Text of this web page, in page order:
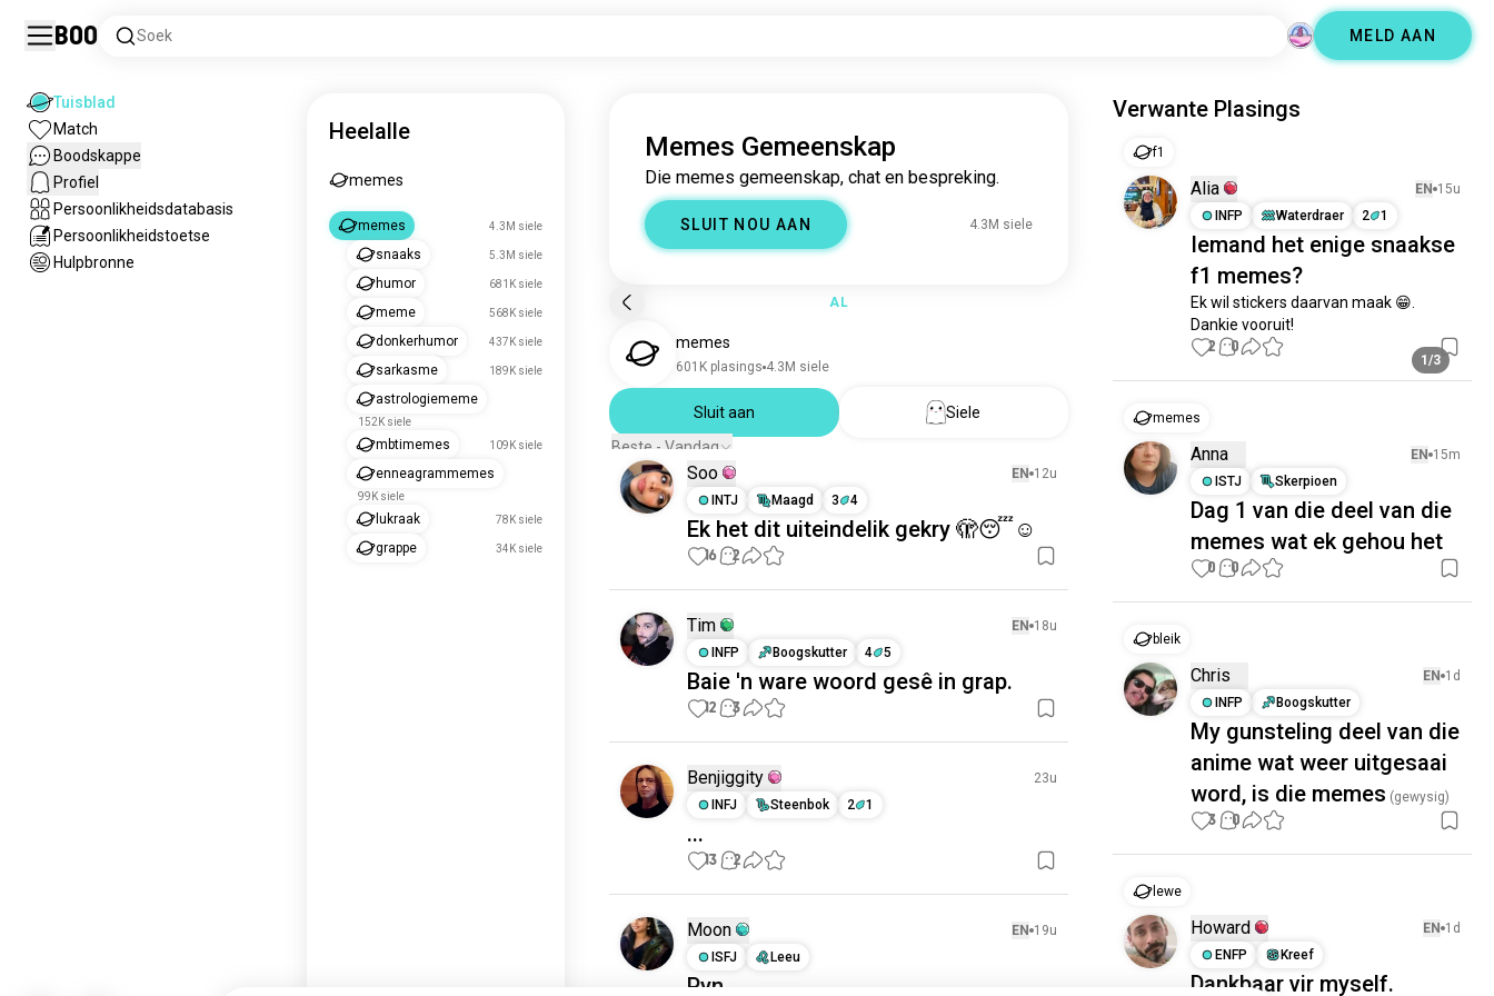
Boo Soek MELD AAN
Tuisblad
Match
Boodskappe
Profiel
Persoonlikheidsdatabasis
Persoonlikheidstoetse
Hulpbronne
Heelalle
memes
memes 4.3M siele
snaaks 5.3M siele
humor 681K siele
meme 568K siele
donkerhumor 437K siele
sarkasme 189K siele
astrologiememe
152K siele
mbtimemes 109K siele
enneagrammemes
99K siele
lukraak 78K siele
grappe 34K siele
Memes Gemeenskap
Die memes gemeenskap, chat en bespreking.
SLUIT NOU AAN 4.3M siele
AL
memes
601K plasings 4.3M siele
Sluit aan
Siele
Beste - Vandag
Soo EN 12u
INTJ
Maagd 3 4
Ek het dit uiteindelik gekry 🫣😴☺️
16 2
Tim EN 18u
INFP
Boogskutter 4 5
Baie 'n ware woord gesê in grap.
12 3
Benjiggity
23u
INFJ
Steenbok 2 1
...
13 2
Moon EN 19u
ISFJ
Leeu
Pyn
Verwante Plasings
f1
Alia EN 15u
INFP
Waterdraer 2 1
Iemand het enige snaakse
f1 memes?
Ek wil stickers daarvan maak 😁.
Dankie vooruit!
1/3
2 0
memes
Anna EN 15m
ISTJ
Skerpioen
Dag 1 van die deel van die
memes wat ek gehou het
0 0
bleik
Chris EN 1d
INFP
Boogskutter
My gunsteling deel van die
anime wat weer uitgesaai
word, is die memes (gewysig)
3 0
lewe
Howard EN 1d
ENFP
Kreef
Dankbaar vir myself.